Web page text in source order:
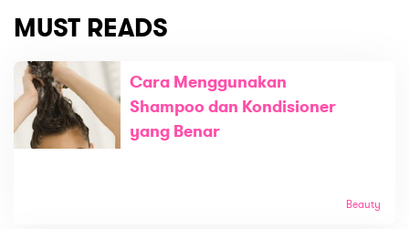
MUST READS
Cara Menggunakan
Shampoo dan Kondisioner
yang Benar
Beauty